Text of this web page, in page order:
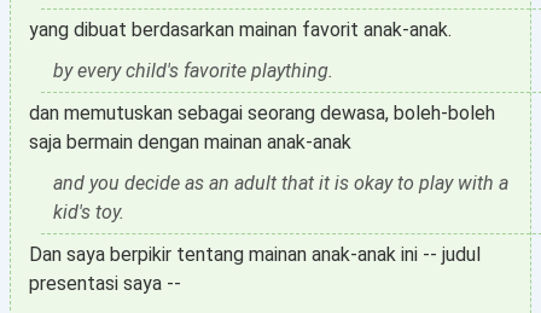
yang dibuat berdasarkan mainan favorit anak-anak.
by every child's favorite plaything.
dan memutuskan sebagai seorang dewasa, boleh-boleh
saja bermain dengan mainan anak-anak
and you decide as an adult that it is okay to play with a
kid's toy.
Dan saya berpikir tentang mainan anak-anak ini -- judul
presentasi saya --